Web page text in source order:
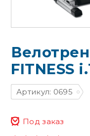
FITNESS
Артикул: 0695
Под заказ